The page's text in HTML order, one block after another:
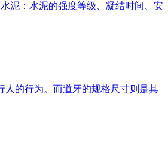
泥：水泥的强度等级、凝结时间、安
人的行为。而道牙的规格尺寸则是其